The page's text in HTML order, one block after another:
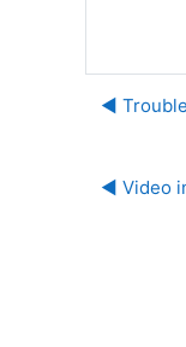
◀︎
◀︎ Video